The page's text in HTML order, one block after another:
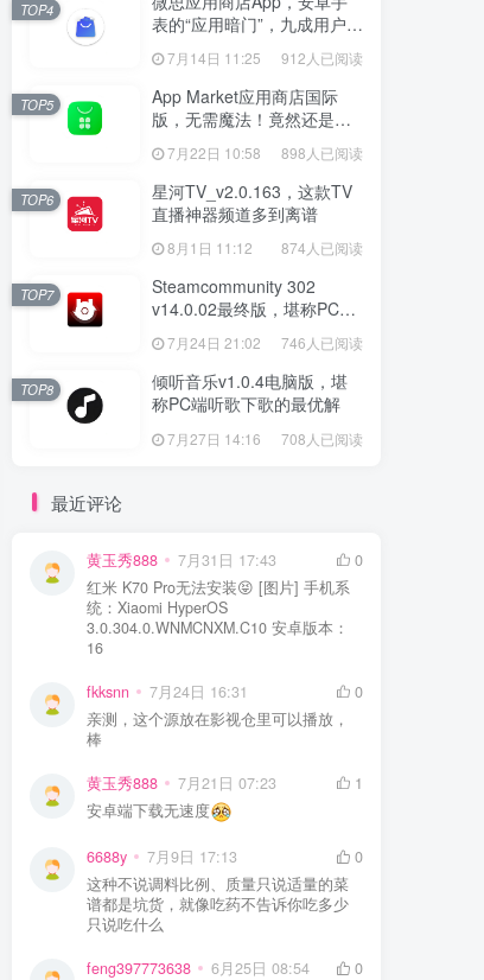
表的“应用暗门”，九成用户还
没发现
7月14日 11:25 912人已阅读
TOP4
App Market应用商店国际
版，无需魔法！竟然还是大
厂出品？
7月22日 10:58 898人已阅读
TOP5
星河TV_v2.0.163，这款TV
直播神器频道多到离谱
8月1日 11:12 874人已阅读
TOP6
Steamcommunity 302
v14.0.02最终版，堪称PC玩
家必备的网络工具箱
7月24日 21:02 746人已阅读
TOP7
倾听音乐v1.0.4电脑版，堪
称PC端听歌下歌的最优解
7月27日 14:16 708人已阅读
TOP8
最近评论
黄玉秀888 7月31日 17:43
0
红米 K70 Pro无法安装😝 [图片] 手机系
统：Xiaomi HyperOS
3.0.304.0.WNMCNXM.C10 安卓版本：
16
fkksnn 7月24日 16:31
0
亲测，这个源放在影视仓里可以播放，
棒
黄玉秀888 7月21日 07:23
1
安卓端下载无速度
6688y 7月9日 17:13
0
这种不说调料比例、质量只说适量的菜
谱都是坑货，就像吃药不告诉你吃多少
只说吃什么
feng397773638 6月25日 08:54
0